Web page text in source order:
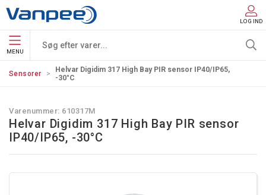
LOG IND
MENU
Sensorer
Helvar Digidim 317 High Bay PIR sensor IP40/IP65,
-30°C
Varenummer: 610317M
Helvar Digidim 317 High Bay PIR sensor
IP40/IP65, -30°C